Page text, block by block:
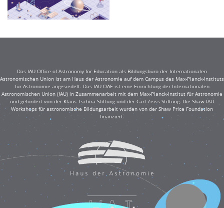
Das IAU Office of Astronomy for Education als Bildungsbüro der Internationalen
Astronomischen Union ist am Haus der Astronomie auf dem Campus des Max-Planck-Instituts
für Astronomie angesiedelt. Das IAU OAE ist eine Einrichtung der Internationalen
Astronomischen Union (IAU) in Zusammenarbeit mit dem Max-Planck-Institut für Astronomie
und gefördert von der Klaus Tschira Stiftung und der Carl-Zeiss-Stiftung. Die Shaw-IAU
Workshops für astronomische Bildungsarbeit wurden von der Shaw Price Foundation
finanziert.